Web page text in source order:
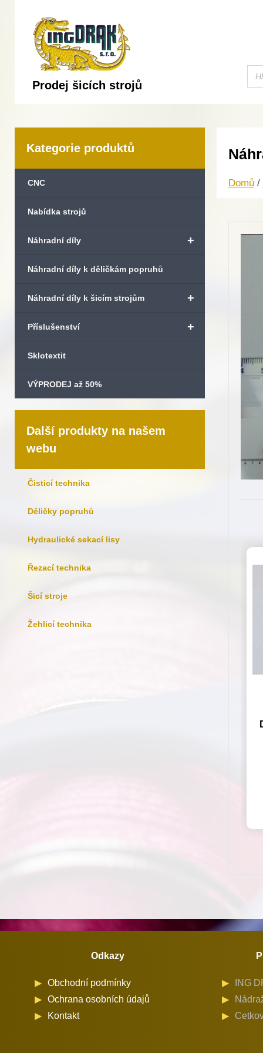
Prodej šicích strojů
Kategorie produktů
CNC
Nabídka strojů
+
Náhradní díly
Náhradní díly k děličkám popruhů
+
Náhradní díly k šicím strojům
+
Příslušenství
Sklotextit
VÝPRODEJ až 50%
Další produkty na našem
webu
Čisticí technika
Děličky popruhů
Hydraulické sekací lisy
Řezací technika
Šicí stroje
Žehlicí technika
Domů/
Odkazy
Obchodní podmínky
Ochrana osobních údajů
Kontakt
ING